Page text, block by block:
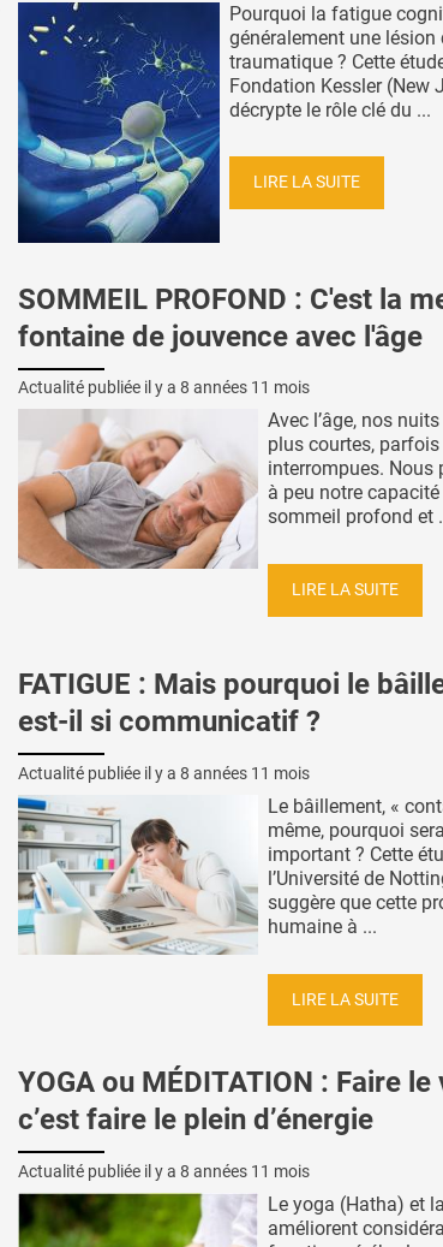
Pourquoi la fatigue
généralement une lésion
traumatique ? Cette
Fondation Kessler (New
décrypte le rôle clé du ...
LIRE LA SUITE
SOMMEIL PROFOND : C'est la
fontaine de jouvence avec l'âge
Actualité publiée il y a 8 années 11 mois
Avec l’âge, nos
plus courtes,
interrompues. Nous
à peu notre
sommeil profond et
LIRE LA SUITE
FATIGUE : Mais pourquoi le
est-il si communicatif ?
Actualité publiée il y a 8 années 11 mois
Le bâillement, «
même, pourquoi
important ? Cette
l’Université de
suggère que cette
humaine à ...
LIRE LA SUITE
YOGA ou MÉDITATION : Faire le
c’est faire le plein d’énergie
Actualité publiée il y a 8 années 11 mois
Le yoga (Hatha) et
améliorent